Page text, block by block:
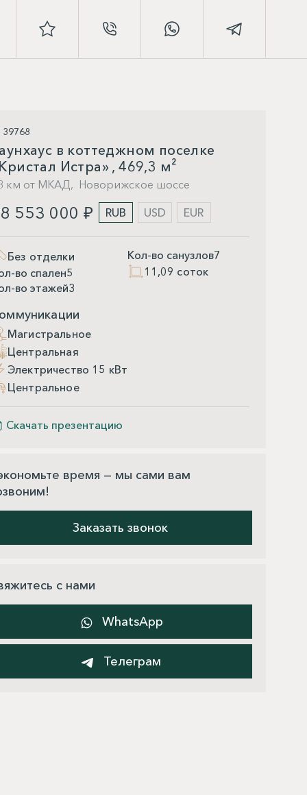
39768
в коттеджном поселке
Истра» , 469,3 м²
км от МКАД, Новорижское шоссе
553 000 ₽ RUB USD EUR
Без отделки
во спален5
во этажей3
Кол-во санузлов7
11,09 соток
Магистральное
Центральная
Электричество 15 кВт
Центральное
Скачать презентацию
время — мы сами вам
Заказать звонок
с нами
WhatsApp
Телеграм